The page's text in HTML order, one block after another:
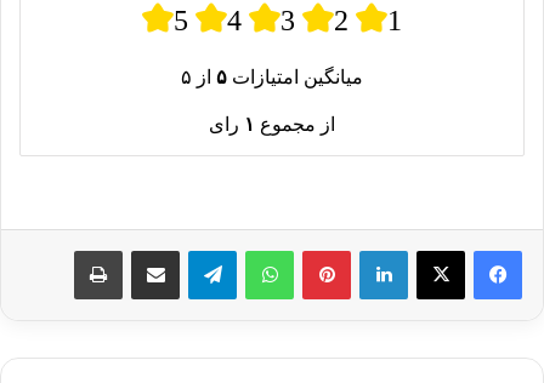
5 4 3 2 1
میانگین امتیازات ۵ از ۵
از مجموع ۱ رای
لینکدین پینترستواتس آپ تلگرام اشتراک گذاری از طریق ایمیل چاپ